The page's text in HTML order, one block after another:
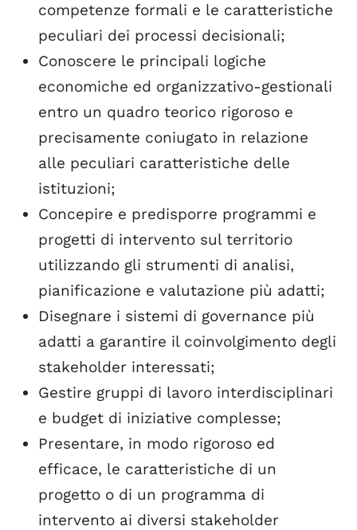
competenze formali e le caratteristiche
peculiari dei processi decisionali;
Conoscere le principali logiche
economiche ed organizzativo-gestionali
entro un quadro teorico rigoroso e
precisamente coniugato in relazione
alle peculiari caratteristiche delle
istituzioni;
Concepire e predisporre programmi e
progetti di intervento sul territorio
utilizzando gli strumenti di analisi,
pianificazione e valutazione più adatti;
Disegnare i sistemi di governance più
adatti a garantire il coinvolgimento degli
stakeholder interessati;
Gestire gruppi di lavoro interdisciplinari
e budget di iniziative complesse;
Presentare, in modo rigoroso ed
efficace, le caratteristiche di un
progetto o di un programma di
intervento ai diversi stakeholder